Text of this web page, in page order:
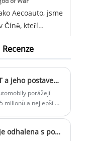
budovách.
analyzovat a
data za účelem
se zaměřuje na
vhodný pro
Aecoauto, jsme
Číně, kteří
of War.
Recenze
Analýza EXEED STERRA EXLANTIX ET a jeho postavení na trhu
porážejí
milionů a nejlepší do
elektrické SUV doDenza Z9 GT Black Warrior Edition je odhalena s pocitem boje